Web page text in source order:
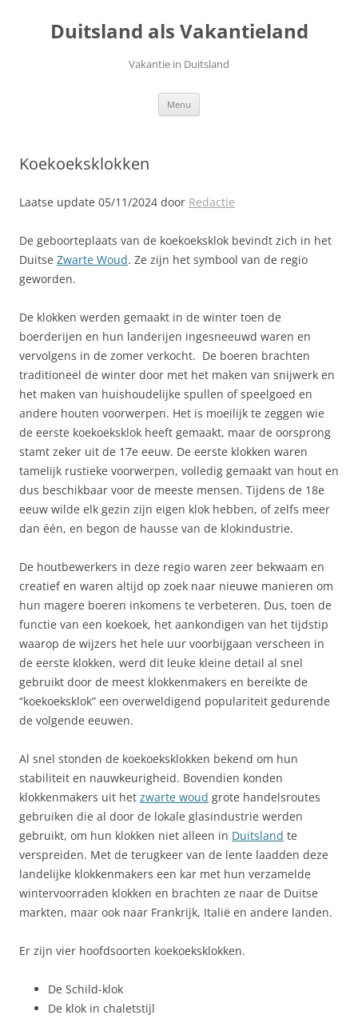
inhoudDuitsland als Vakantieland
Vakantie in Duitsland
Menu
Koekoeksklokken
Laatse update 05/11/2024 door Redactie
De geboorteplaats van de koekoeksklok bevindt zich in het
Duitse Zwarte Woud. Ze zijn het symbool van de regio
geworden.
De klokken werden gemaakt in de winter toen de
boerderijen en hun landerijen ingesneeuwd waren en
vervolgens in de zomer verkocht. De boeren brachten
traditioneel de winter door met het maken van snijwerk en
het maken van huishoudelijke spullen of speelgoed en
andere houten voorwerpen. Het is moeilijk te zeggen wie
de eerste koekoeksklok heeft gemaakt, maar de oorsprong
stamt zeker uit de 17e eeuw. De eerste klokken waren
tamelijk rustieke voorwerpen, volledig gemaakt van hout en
dus beschikbaar voor de meeste mensen. Tijdens de 18e
eeuw wilde elk gezin zijn eigen klok hebben, of zelfs meer
dan één, en begon de hausse van de klokindustrie.
De houtbewerkers in deze regio waren zeer bekwaam en
creatief en waren altijd op zoek naar nieuwe manieren om
hun magere boeren inkomens te verbeteren. Dus, toen de
functie van een koekoek, het aankondigen van het tijdstip
waarop de wijzers het hele uur voorbijgaan verscheen in
de eerste klokken, werd dit leuke kleine detail al snel
gebruikt door de meest klokkenmakers en bereikte de
“koekoeksklok” een overweldigend populariteit gedurende
de volgende eeuwen.
Al snel stonden de koekoeksklokken bekend om hun
stabiliteit en nauwkeurigheid. Bovendien konden
klokkenmakers uit het zwarte woud grote handelsroutes
gebruiken die al door de lokale glasindustrie werden
gebruikt, om hun klokken niet alleen in Duitsland te
verspreiden. Met de terugkeer van de lente laadden deze
landelijke klokkenmakers een kar met hun verzamelde
wintervoorraden klokken en brachten ze naar de Duitse
markten, maar ook naar Frankrijk, Italië en andere landen.
Er zijn vier hoofdsoorten koekoeksklokken.
De Schild-klok
De klok in chaletstijl